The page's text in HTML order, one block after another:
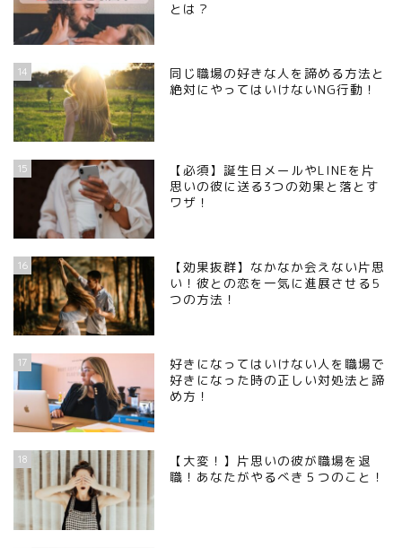
とは？
14
同じ職場の好きな人を諦める方法と
絶対にやってはいけないNG行動！
15
【必須】誕生日メールやLINEを片
思いの彼に送る3つの効果と落とす
ワザ！
16
【効果抜群】なかなか会えない片思
い！彼との恋を一気に進展させる5
つの方法！
17
好きになってはいけない人を職場で
好きになった時の正しい対処法と諦
め方！
18
【大変！】片思いの彼が職場を退
職！あなたがやるべき５つのこと！